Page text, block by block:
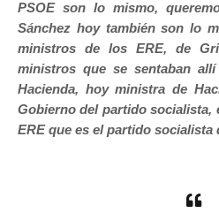
PSOE son lo mismo,
Sánchez hoy también son lo
ministros de los ERE, de
ministros que se sentaban
Hacienda, hoy ministra de
Gobierno del partido socialista,
ERE que es el partido socialista